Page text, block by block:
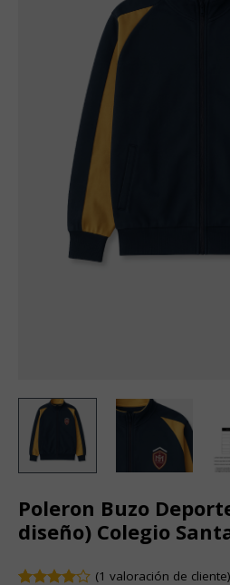
Poleron Buzo
diseño) Colegio
(1 valoración de cliente)